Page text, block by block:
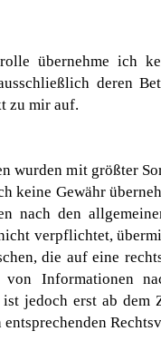
übernehme ich
deren
zu mir auf.
wurden mit größter
keine Gewähr
nach den
verpflichtet,
die auf eine
von Informationen
jedoch erst ab